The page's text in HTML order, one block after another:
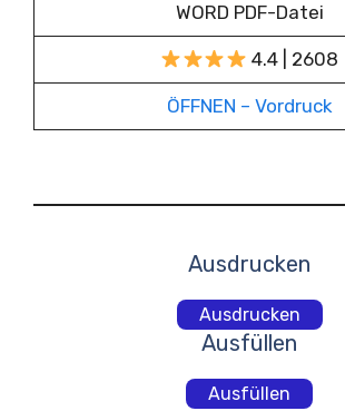
WORD PDF-Datei
4.4 | 2608
ÖFFNEN – Vordruck
Ausdrucken
Ausdrucken
Ausfüllen
Ausfüllen